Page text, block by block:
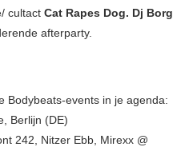
cultact Cat Rapes Dog. Dj Borg
afterparty.
Bodybeats-events in je agenda:
Berlijn (DE)
Nitzer Ebb, Mirexx @